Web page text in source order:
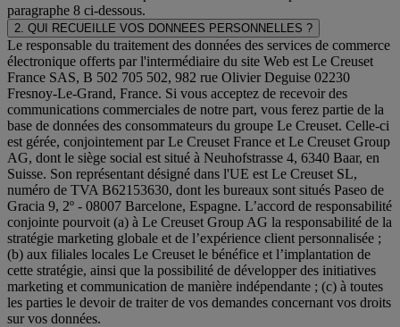
paragraphe 8 ci-dessous.
2. QUI RECUEILLE VOS DONNEES PERSONNELLES ?
Le responsable du traitement des données des services de commerce
électronique offerts par l'intermédiaire du site Web est Le Creuset
France SAS, B 502 705 502, 982 rue Olivier Deguise 02230
Fresnoy-Le-Grand, France. Si vous acceptez de recevoir des
communications commerciales de notre part, vous ferez partie de la
base de données des consommateurs du groupe Le Creuset. Celle-ci
est gérée, conjointement par Le Creuset France et Le Creuset Group
AG, dont le siège social est situé à Neuhofstrasse 4, 6340 Baar, en
Suisse. Son représentant désigné dans l'UE est Le Creuset SL,
numéro de TVA B62153630, dont les bureaux sont situés Paseo de
Gracia 9, 2º - 08007 Barcelone, Espagne. L’accord de responsabilité
conjointe pourvoit (a) à Le Creuset Group AG la responsabilité de la
stratégie marketing globale et de l’expérience client personnalisée ;
(b) aux filiales locales Le Creuset le bénéfice et l’implantation de
cette stratégie, ainsi que la possibilité de développer des initiatives
marketing et communication de manière indépendante ; (c) à toutes
les parties le devoir de traiter de vos demandes concernant vos droits
sur vos données.